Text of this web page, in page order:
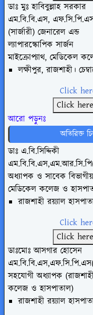
ডাঃ মুঃ হাবিবুল্লাহ সরকার
এম.বি.বি.এস,
(সার্জারী) জেনারেল এন্ড
ল্যাপারস্কোপিক সার্জন
মাইক্রোপ্যাথ, মেডিকেল
লক্ষীপুর, রাজশাহী।
Click
Click
আরো পড়ুনঃ
অতিরিক্ত
ডাঃ এ.বি.সিদ্দিকী
অধ্যাপক ও সাবেক বিভাগীয়
মেডিকেল কলেজ ও
রাজশাহী রয়্যাল
Click
Click
ডাঃমোঃ আসগার হোসেন
সহযোগী অধ্যাপক
কলেজ ও হাসপাতাল)
রাজশাহী রয়্যাল